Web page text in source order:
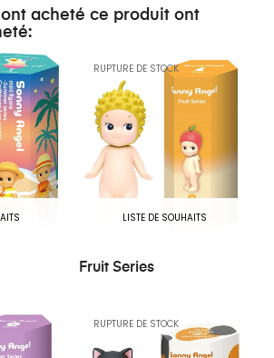
acheté ce produit ont
RUPTURE DE STOCK
LISTE DE SOUHAITS
Fruit Series
RUPTURE DE STOCK